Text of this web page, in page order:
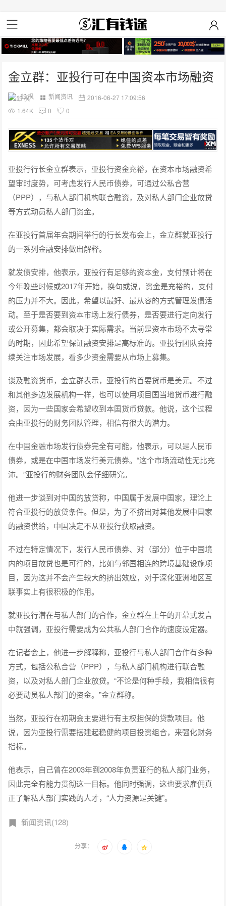
金立群：亚投行可在中国资本市场融资
邱 枫 新闻资讯
2016-06-27 17:09:56
1.64K
0 0
亚投行行长金立群表示，亚投行资金充裕，在资本市场融资希
望审时度势，可考虑发行人民币债券，可通过公私合营
（PPP），与私人部门机构联合融资，及对私人部门企业放贷
等方式动员私人部门资金。
在亚投行首届年会期间举行的行长发布会上，金立群就亚投行
的一系列金融安排做出解释。
就发债安排，他表示，亚投行有足够的资本金，支付预计将在
今年晚些时候或2017年开始，换句或说，资金是充裕的，支付
的压力并不大。因此，希望以最好、最从容的方式管理发债活
动。至于是否要到资本市场上发行债券，是否要进行定向发行
或公开募集，都会取决于实际需求。当前是资本市场不太寻常
的时期，因此希望保证融资安排是高标准的。亚投行团队会持
续关注市场发展，看多少资金需要从市场上募集。
谈及融资货币，金立群表示，亚投行的首要货币是美元。不过
和其他多边发展机构一样，也可以使用项目国当地货币进行融
资，因为一些国家会希望收到本国货币贷款。他说，这个过程
会由亚投行的财务团队管理，相信有很大的潜力。
在中国金融市场发行债券完全有可能，他表示，可以是人民币
债券，或是在中国市场发行美元债券。“这个市场流动性无比充
沛。”亚投行的财务团队会仔细研究。
他进一步谈到对中国的放贷称，中国属于发展中国家，理论上
符合亚投行的放贷条件。但是，为了不挤出对其他发展中国家
的融资供给，中国决定不从亚投行获取融资。
不过在特定情况下，发行人民币债券、对（部分）位于中国境
内的项目放贷也是可行的，比如与邻国相连的跨境基础设施项
目，因为这并不会产生较大的挤出效应，对于深化亚洲地区互
联事实上有很积极的作用。
就亚投行潜在与私人部门的合作，金立群在上午的开幕式发言
中就强调，亚投行需要成为公共私人部门合作的速度设定器。
在记者会上，他进一步解释称，亚投行与私人部门合作有多种
方式，包括公私合营（PPP），与私人部门机构进行联合融
资，以及对私人部门企业放贷。“不论是何种手段，我相信很有
必要动员私人部门的资金。”金立群称。
当然，亚投行在初期会主要进行有主权担保的贷款项目。他
说，因为亚投行需要搭建起稳健的项目投资组合，来强化财务
指标。
他表示，自己曾在2003年到2008年负责亚行的私人部门业务，
因此完全有能力贯彻这一目标。他同时强调，这也要求雇佣真
正了解私人部门实践的人才，“人力资源是关键”。
新闻资讯(128)
分享：